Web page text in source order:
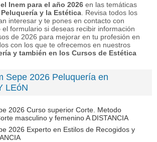
Inem para el año 2026 en las temáticas
Peluquería y la Estética . Revisa todos los
interesar y te pones en contacto con
formulario si deseas recibir información
de 2026 para mejorar en tu profesión en
con los que te ofrecemos en nuestros
y también en los Cursos de Estética
Sepe 2026 Peluquería en
LEóN
2026 Curso superior Corte. Metodo
masculino y femenino A DISTANCIA
2026 Experto en Estilos de Recogidos y